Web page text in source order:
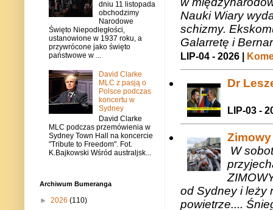
Nauki Wiary
schizmy.
Galarretę i
LIP-04 - 2026 |
Dr
LIP-03 -
W
od Sydney i leży
powietrze....
dniu 11 listopada
obchodzimy
Narodowe
Święto Niepodległości,
ustanowione w 1937 roku, a
przywrócone jako święto
państwowe w ...
David Clarke
MLC z pasją o
Polsce podczas
koncertu w
Sydney
David Clarke
MLC podczas przemówienia w
Sydney Town Hall na koncercie
"Tribute to Freedom". Fot.
K.Bajkowski Wśród australjsk...
Archiwum Bumeranga
► 2026 (110)